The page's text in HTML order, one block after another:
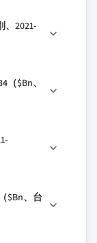
ス最適化需要
ステム
イム（JIT）在
2021-
$Bn、
$Bn、台